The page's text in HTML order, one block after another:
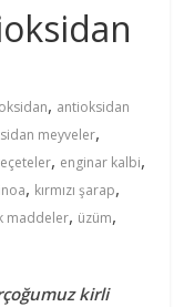
, antioksidan
meyveler,
, enginar kalbi,
, kırmızı şarap,
maddeler, üzüm,
kirli